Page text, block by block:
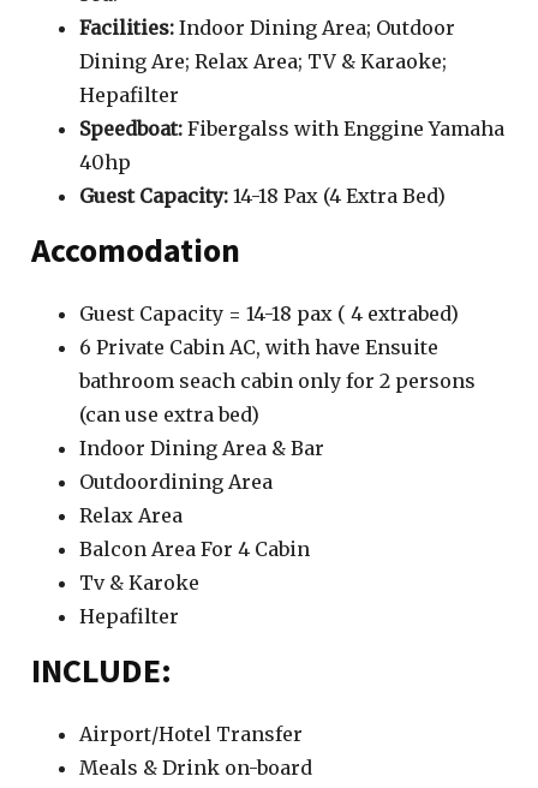
Facilities: Indoor Dining Area; Outdoor
Dining Are; Relax Area; TV & Karaoke;
Hepafilter
Speedboat: Fibergalss with Enggine Yamaha
40hp
Guest Capacity: 14-18 Pax (4 Extra Bed)
Accomodation
Guest Capacity = 14-18 pax ( 4 extrabed)
6 Private Cabin AC, with have Ensuite
bathroom seach cabin only for 2 persons
(can use extra bed)
Indoor Dining Area & Bar
Outdoordining Area
Relax Area
Balcon Area For 4 Cabin
Tv & Karoke
Hepafilter
INCLUDE:
Airport/Hotel Transfer
Meals & Drink on-board